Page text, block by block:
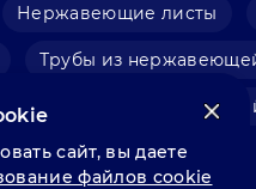
Нержавеющие листы
Трубы из
Швеллер
сайт, вы даете
файлов cookie